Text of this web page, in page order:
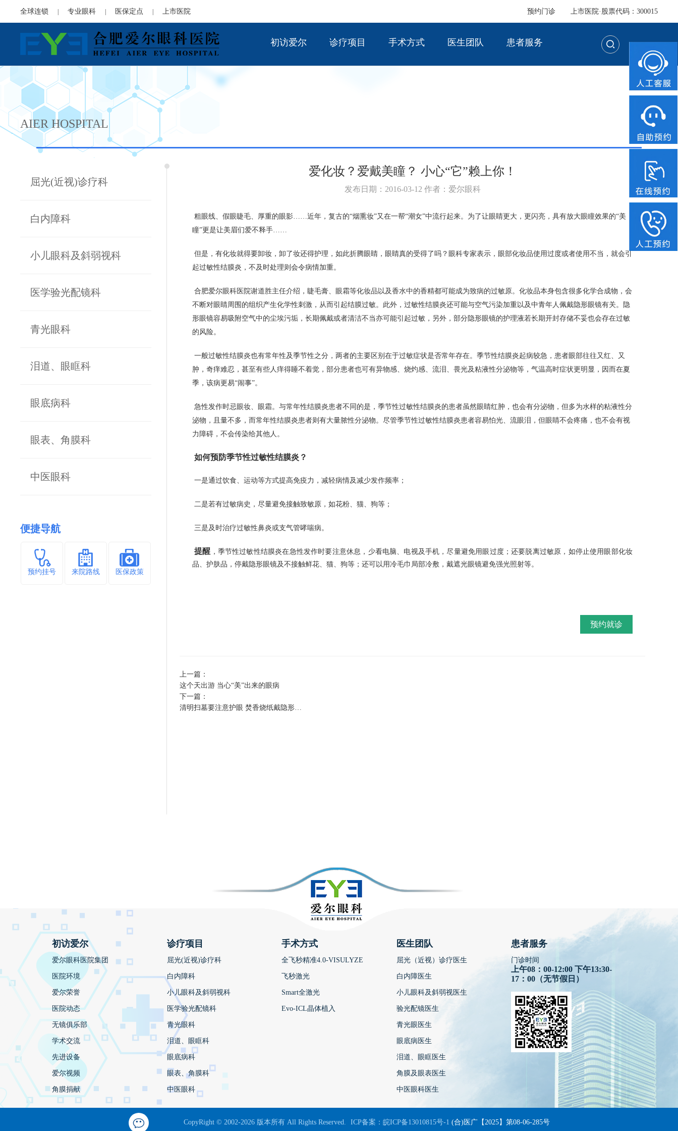
全球连锁 | 专业眼科 | 医保定点 | 上市医院 预约门诊 上市医院·股票代码：300015
初访爱尔 诊疗项目 手术方式 医生团队 患者服务
AIER HOSPITAL
屈光(近视)诊疗科
白内障科
小儿眼科及斜弱视科
医学验光配镜科
青光眼科
泪道、眼眶科
眼底病科
眼表、角膜科
中医眼科
便捷导航
预约挂号 来院路线 医保政策
爱化妆？爱戴美瞳？ 小心“它”赖上你！
发布日期：2016-03-12 作者：爱尔眼科
粗眼线、假眼睫毛、厚重的眼影……近年，复古的“烟熏妆”又在一帮“潮女”中流行起来。为了让眼睛更大，更闪亮，具有放大眼瞳效果的“美
瞳”更是让美眉们爱不释手……
但是，有化妆就得要卸妆，卸了妆还得护理，如此折腾眼睛，眼睛真的受得了吗？眼科专家表示，眼部化妆品使用过度或者使用不当，就会引
起过敏性结膜炎，不及时处理则会令病情加重。
合肥爱尔眼科医院谢道胜主任介绍，睫毛膏、眼霜等化妆品以及香水中的香精都可能成为致病的过敏原。化妆品本身包含很多化学合成物，会
不断对眼睛周围的组织产生化学性刺激，从而引起结膜过敏。此外，过敏性结膜炎还可能与空气污染加重以及中青年人佩戴隐形眼镜有关。隐
形眼镜容易吸附空气中的尘埃污垢，长期佩戴或者清洁不当亦可能引起过敏，另外，部分隐形眼镜的护理液若长期开封存储不妥也会存在过敏
的风险。
一般过敏性结膜炎也有常年性及季节性之分，两者的主要区别在于过敏症状是否常年存在。季节性结膜炎起病较急，患者眼部往往又红、又
肿，奇痒难忍，甚至有些人痒得睡不着觉，部分患者也可有异物感、烧灼感、流泪、畏光及粘液性分泌物等，气温高时症状更明显，因而在夏
季，该病更易“闹事”。
急性发作时忌眼妆、眼霜。与常年性结膜炎患者不同的是，季节性过敏性结膜炎的患者虽然眼睛红肿，也会有分泌物，但多为水样的粘液性分
泌物，且量不多，而常年性结膜炎患者则有大量脓性分泌物。尽管季节性过敏性结膜炎患者容易怕光、流眼泪，但眼睛不会疼痛，也不会有视
力障碍，不会传染给其他人。
如何预防季节性过敏性结膜炎？
一是通过饮食、运动等方式提高免疫力，减轻病情及减少发作频率；
二是若有过敏病史，尽量避免接触致敏原，如花粉、猫、狗等；
三是及时治疗过敏性鼻炎或支气管哮喘病。
提醒 ，季节性过敏性结膜炎在急性发作时要注意休息，少看电脑、电视及手机，尽量避免用眼过度；还要脱离过敏原，如停止使用眼部化妆
品、护肤品，停戴隐形眼镜及不接触鲜花、猫、狗等；还可以用冷毛巾局部冷敷，戴遮光眼镜避免强光照射等。
预约就诊
上一篇：
这个天出游 当心“美”出来的眼病
下一篇：
清明扫墓要注意护眼 焚香烧纸戴隐形…
初访爱尔
爱尔眼科医院集团
医院环境
爱尔荣誉
医院动态
无镜俱乐部
学术交流
先进设备
爱尔视频
角膜捐献
诊疗项目
屈光(近视)诊疗科
白内障科
小儿眼科及斜弱视科
医学验光配镜科
青光眼科
泪道、眼眶科
眼底病科
眼表、角膜科
中医眼科
手术方式
全飞秒精准4.0-VISULYZE
飞秒激光
Smart全激光
Evo-ICL晶体植入
医生团队
屈光（近视）诊疗医生
白内障医生
小儿眼科及斜弱视医生
验光配镜医生
青光眼医生
眼底病医生
泪道、眼眶医生
角膜及眼表医生
中医眼科医生
患者服务
门诊时间
上午08：00-12:00 下午13:30-
17：00（无节假日）
CopyRight © 2002-2026 版本所有 All Rights Reserved. ICP备案： 皖ICP备13010815号-1 (合)医广【2025】第08-06-285号